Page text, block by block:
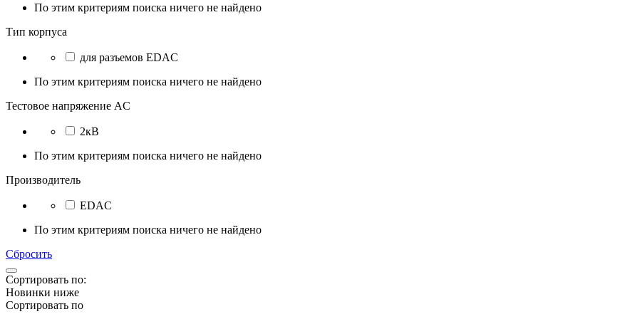
По этим критериям поиска ничего не найдено
Тип корпуса
для разъемов EDAC
По этим критериям поиска ничего не найдено
Тестовое напряжение AC
2кВ
По этим критериям поиска ничего не найдено
Производитель
EDAC
По этим критериям поиска ничего не найдено
Сбросить
Сортировать по:
Новинки ниже
Сортировать по